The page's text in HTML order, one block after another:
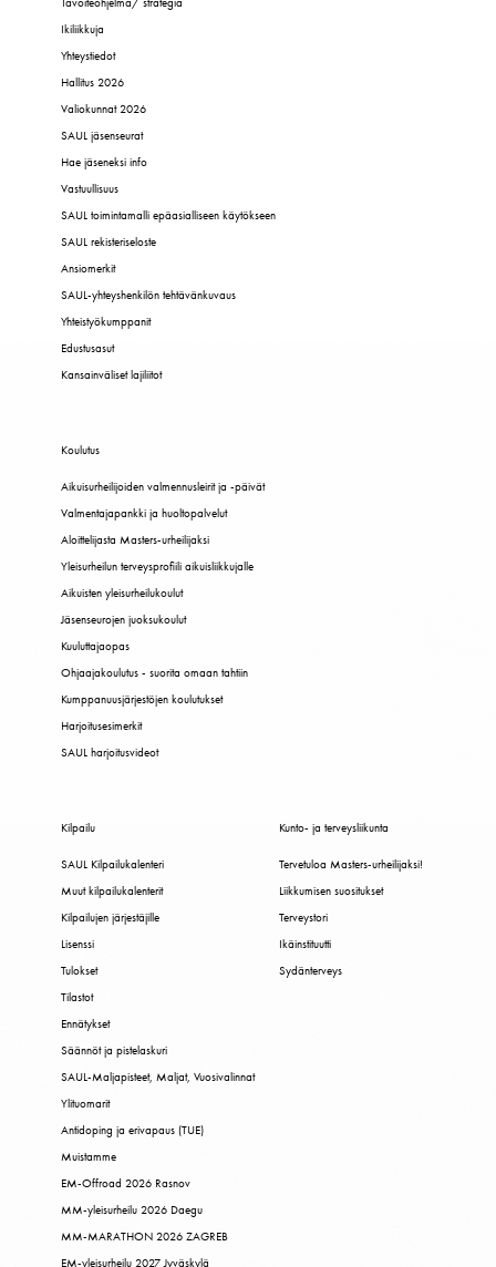
Ikiliikkuja
Yhteystiedot
Hallitus 2026
Valiokunnat 2026
SAUL jäsenseurat
Hae jäseneksi info
Vastuullisuus
SAUL toimintamalli epäasialliseen käytökseen
SAUL rekisteriseloste
Ansiomerkit
SAUL-yhteyshenkilön tehtävänkuvaus
Yhteistyökumppanit
Edustusasut
Kansainväliset lajiliitot
Koulutus
Aikuisurheilijoiden valmennusleirit ja -päivät
Valmentajapankki ja huoltopalvelut
Aloittelijasta Masters-urheilijaksi
Yleisurheilun terveysprofiili aikuisliikkujalle
Aikuisten yleisurheilukoulut
Jäsenseurojen juoksukoulut
Kuuluttajaopas
Ohjaajakoulutus - suorita omaan tahtiin
Kumppanuusjärjestöjen koulutukset
Harjoitusesimerkit
SAUL harjoitusvideot
Kilpailu
SAUL Kilpailukalenteri
Muut kilpailukalenterit
Kilpailujen järjestäjille
Lisenssi
Tulokset
Tilastot
Ennätykset
Säännöt ja pistelaskuri
SAUL-Maljapisteet, Maljat, Vuosivalinnat
Ylituomarit
Antidoping ja erivapaus (TUE)
Muistamme
EM-Offroad 2026 Rasnov
MM-yleisurheilu 2026 Daegu
MM-MARATHON 2026 ZAGREB
EM-yleisurheilu 2027 Jyväskylä
Kunto- ja terveysliikunta
Tervetuloa Masters-urheilijaksi!
Liikkumisen suositukset
Terveystori
Ikäinstituutti
Sydänterveys